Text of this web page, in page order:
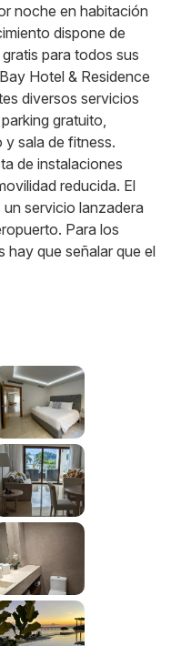
noche en habitación
dispone de
para todos sus
Hotel & Residence
diversos servicios
gratuito,
sala de fitness.
de instalaciones
reducida. El
servicio lanzadera
Para los
hay que señalar que el